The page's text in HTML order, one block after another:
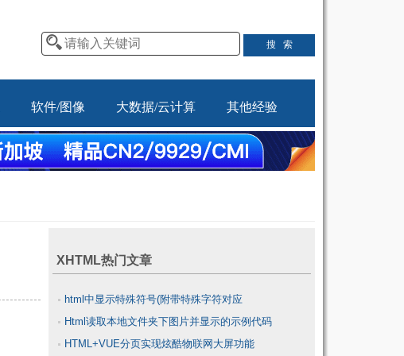
软件/图像 大数据/云计算 其他经验
XHTML热门文章
html中显示特殊符号(附带特殊字符对应
表)_HTML/Xhtml
Html读取本地文件夹下图片并显示的示例代码
_HTML/Xhtml
HTML+VUE分页实现炫酷物联网大屏功能